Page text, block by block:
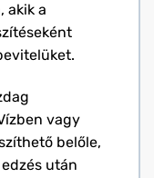
akik a
vagy
belőle,
után